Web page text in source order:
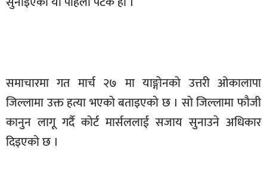
समाचारमा गत मार्च २७ मा याङ्गोनको उत्तरी ओकालापा
जिल्लामा उक्त हत्या भएको बताइएको छ । सो जिल्लामा फौजी
कानुन लागू गर्दै कोर्ट मार्सललाई सजाय सुनाउने अधिकार
दिइएको छ ।